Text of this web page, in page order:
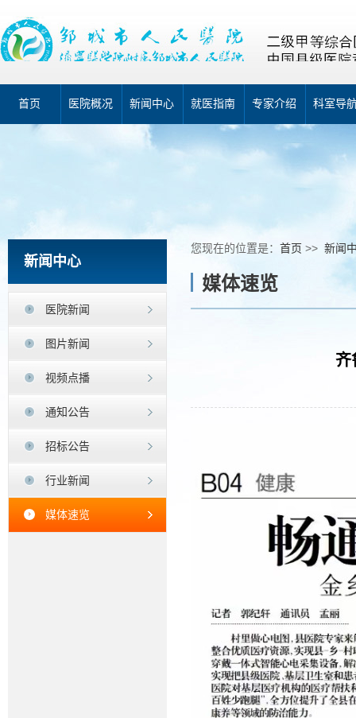
首页 医院概况 新闻中心 就医指南 专家介绍 科室导
新闻中心
医院新闻
图片新闻
视频点播
通知公告
招标公告
行业新闻
媒体速览
您现在的位置是： 首页 >> 新闻
媒体速览
齐